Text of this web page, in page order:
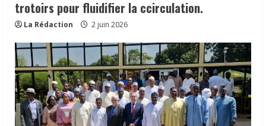
trotoirs pour fluidifier la ccirculation.
La Rédaction 2 juin 2026